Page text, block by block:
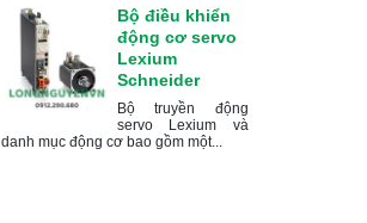
Bộ điều khiển
động cơ servo
Lexium
Schneider
Bộ truyền động
servo Lexium và
danh mục động cơ bao gồm một...